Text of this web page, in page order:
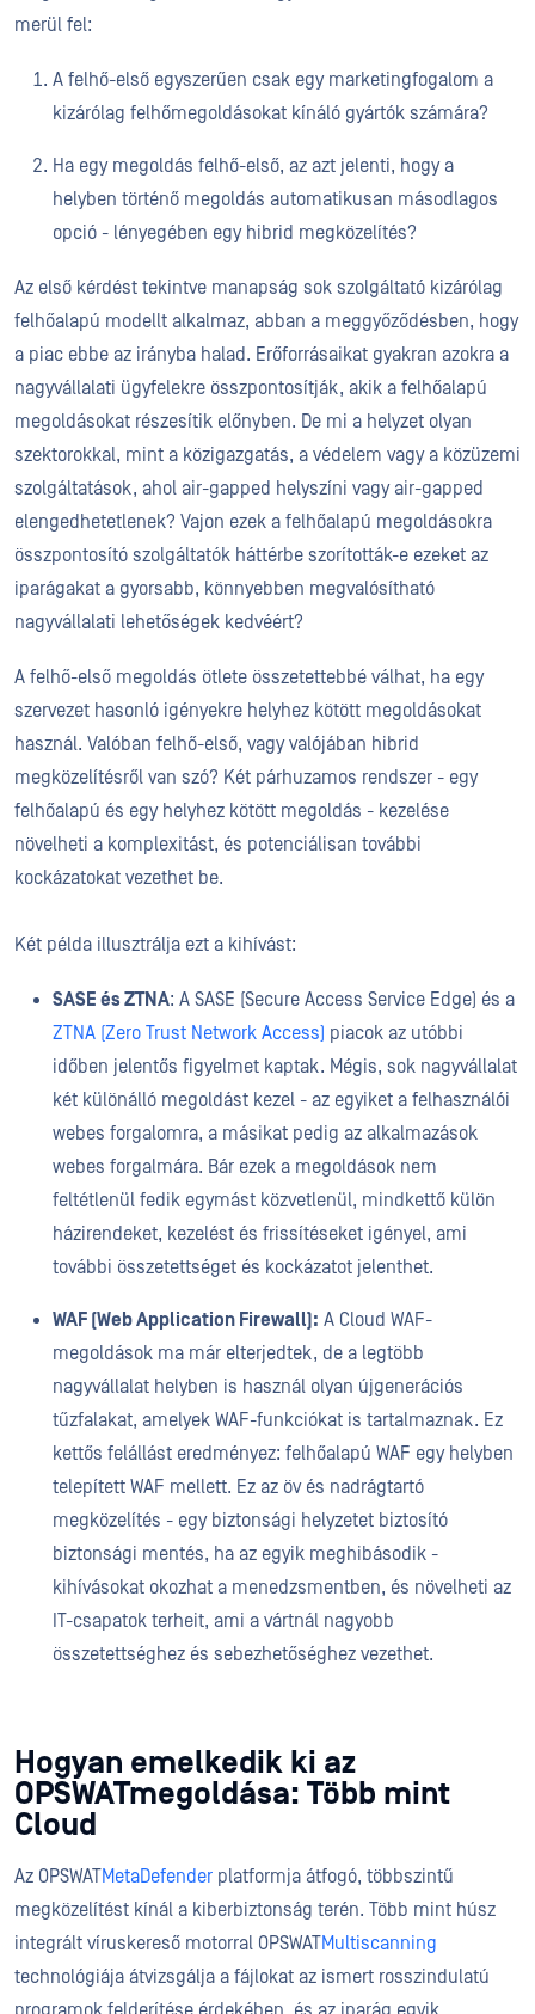
merül fel:
A felhő-első egyszerűen csak egy marketingfogalom a
kizárólag felhőmegoldásokat kínáló gyártók számára?
Ha egy megoldás felhő-első, az azt jelenti, hogy a
helyben történő megoldás automatikusan másodlagos
opció - lényegében egy hibrid megközelítés?
Az első kérdést tekintve manapság sok szolgáltató kizárólag
felhőalapú modellt alkalmaz, abban a meggyőződésben, hogy
a piac ebbe az irányba halad. Erőforrásaikat gyakran azokra a
nagyvállalati ügyfelekre összpontosítják, akik a felhőalapú
megoldásokat részesítik előnyben. De mi a helyzet olyan
szektorokkal, mint a közigazgatás, a védelem vagy a közüzemi
szolgáltatások, ahol air-gapped helyszíni vagy air-gapped
elengedhetetlenek? Vajon ezek a felhőalapú megoldásokra
összpontosító szolgáltatók háttérbe szorították-e ezeket az
iparágakat a gyorsabb, könnyebben megvalósítható
nagyvállalati lehetőségek kedvéért?
A felhő-első megoldás ötlete összetettebbé válhat, ha egy
szervezet hasonló igényekre helyhez kötött megoldásokat
használ. Valóban felhő-első, vagy valójában hibrid
megközelítésről van szó? Két párhuzamos rendszer - egy
felhőalapú és egy helyhez kötött megoldás - kezelése
növelheti a komplexitást, és potenciálisan további
kockázatokat vezethet be.
Két példa illusztrálja ezt a kihívást:
SASE és ZTNA: A SASE (Secure Access Service Edge) és a
ZTNA (Zero Trust Network Access) piacok az utóbbi
időben jelentős figyelmet kaptak. Mégis, sok nagyvállalat
két különálló megoldást kezel - az egyiket a felhasználói
webes forgalomra, a másikat pedig az alkalmazások
webes forgalmára. Bár ezek a megoldások nem
feltétlenül fedik egymást közvetlenül, mindkettő külön
házirendeket, kezelést és frissítéseket igényel, ami
további összetettséget és kockázatot jelenthet.
WAF (Web Application Firewall): A Cloud WAF-
megoldások ma már elterjedtek, de a legtöbb
nagyvállalat helyben is használ olyan újgenerációs
tűzfalakat, amelyek WAF-funkciókat is tartalmaznak. Ez
kettős felállást eredményez: felhőalapú WAF egy helyben
telepített WAF mellett. Ez az öv és nadrágtartó
megközelítés - egy biztonsági helyzetet biztosító
biztonsági mentés, ha az egyik meghibásodik -
kihívásokat okozhat a menedzsmentben, és növelheti az
IT-csapatok terheit, ami a vártnál nagyobb
összetettséghez és sebezhetőséghez vezethet.
Hogyan emelkedik ki az
OPSWATmegoldása: Több mint
Cloud
Az OPSWATMetaDefender platformja átfogó, többszintű
megközelítést kínál a kiberbiztonság terén. Több mint húsz
integrált víruskereső motorral OPSWATMultiscanning
technológiája átvizsgálja a fájlokat az ismert rosszindulatú